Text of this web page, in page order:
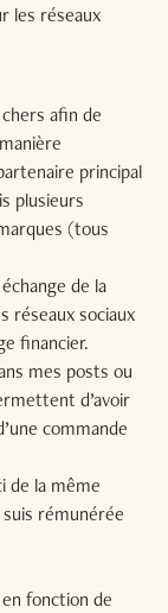
les réseaux
afin de
principal
plusieurs
(tous
de la
réseaux sociaux
financier.
mes posts ou
d’avoir
commande
de la même
rémunérée
fonction de